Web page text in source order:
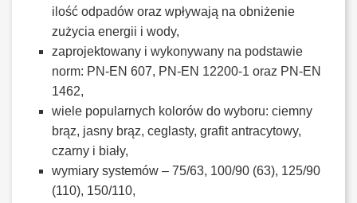
ilość odpadów oraz wpływają na obniżenie
zużycia energii i wody,
zaprojektowany i wykonywany na podstawie
norm: PN-EN 607, PN-EN 12200-1 oraz PN-EN
1462,
wiele popularnych kolorów do wyboru: ciemny
brąz, jasny brąz, ceglasty, grafit antracytowy,
czarny i biały,
wymiary systemów – 75/63, 100/90 (63), 125/90
(110), 150/110,